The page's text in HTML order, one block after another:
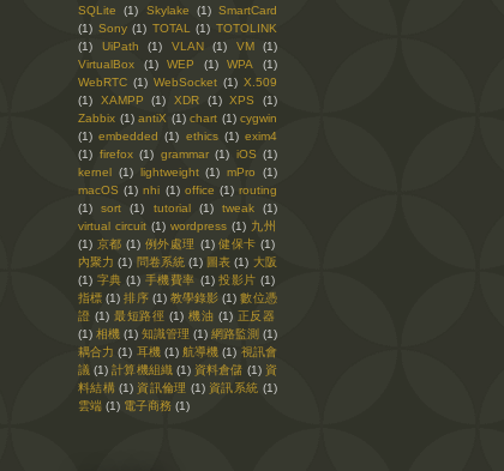
SQLite
(1) Skylake (1) SmartCard
(1) Sony (1) TOTAL (1) TOTOLINK
(1)
UiPath (1) VLAN (1) VM
(1)
VirtualBox
(1) WEP (1) WPA
(1)
WebRTC (1) WebSocket (1) X.509
(1)
XAMPP (1) XDR (1) XPS
(1)
Zabbix (1) antiX (1) chart (1) cygwin
(1) embedded (1) ethics (1) exim4
(1) firefox (1) grammar (1) iOS (1)
kernel (1) lightweight (1) mPro
(1)
macOS (1) nhi (1) office (1) routing
(1)
sort (1) tutorial (1) tweak
(1)
virtual circuit (1) wordpress (1) 九州
(1) 京都 (1) 例外處理 (1) 健保卡 (1)
內聚力 (1) 問卷系統 (1) 圖表 (1) 大阪
(1) 字典 (1) 手機費率 (1) 投影片 (1)
指標 (1) 排序 (1) 教學錄影 (1) 數位憑
證 (1) 最短路徑 (1) 機油 (1) 正反器
(1) 相機 (1) 知識管理 (1) 網路監測 (1)
耦合力 (1) 耳機 (1) 航導機 (1) 視訊會
議 (1) 計算機組織 (1) 資料倉儲 (1) 資
料結構 (1) 資訊倫理 (1) 資訊系統 (1)
雲端 (1) 電子商務 (1)